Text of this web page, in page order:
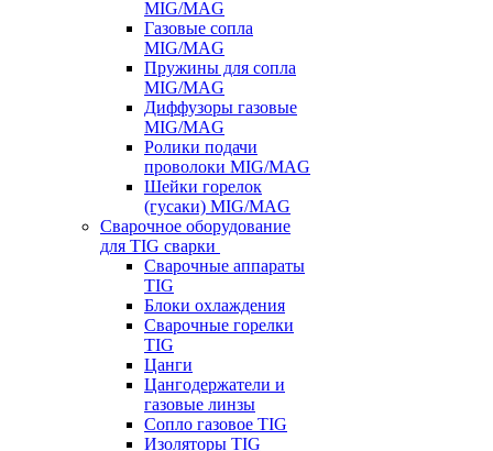
MIG/MAG
Газовые сопла
MIG/MAG
Пружины для сопла
MIG/MAG
Диффузоры газовые
MIG/MAG
Ролики подачи
проволоки MIG/MAG
Шейки горелок
(гусаки) MIG/MAG
Сварочное оборудование
для TIG сварки
Сварочные аппараты
TIG
Блоки охлаждения
Сварочные горелки
TIG
Цанги
Цангодержатели и
газовые линзы
Сопло газовое TIG
Изоляторы TIG